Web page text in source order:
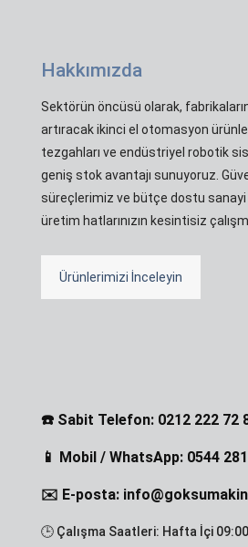
Hakkımızda
Sektörün öncüsü olarak,
artıracak ikinci el otomasyon
tezgahları ve endüstriyel robotik
geniş stok avantajı sunuyoruz.
süreçlerimiz ve bütçe dostu sanayi
üretim hatlarınızın kesintisiz
Ürünlerimizi İnceleyin
☎️ Sabit Telefon: 0212 222 72
📱 Mobil / WhatsApp: 0544
✉️ E-posta:
🕒 Çalışma Saatleri: Hafta İçi